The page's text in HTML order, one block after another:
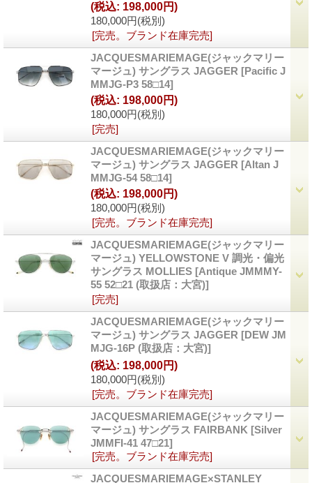
180,000円(税別)
(税込: 198,000円)
[完売。ブランド在庫完売]
JACQUESMARIEMAGE(ジャックマリー
マージュ) サングラス JAGGER [Pacific J
MMJG-P3 58□14]
180,000円(税別)
(税込: 198,000円)
[完売]
JACQUESMARIEMAGE(ジャックマリー
マージュ) サングラス JAGGER [Altan J
MMJG-54 58□14]
180,000円(税別)
(税込: 198,000円)
[完売。ブランド在庫完売]
JACQUESMARIEMAGE(ジャックマリー
マージュ) YELLOWSTONE V 調光・偏光
サングラス MOLLIES [Antique JMMMY-
55 52□21 (取扱店：大宮)]
[完売]
JACQUESMARIEMAGE(ジャックマリー
マージュ) サングラス JAGGER [DEW JM
MJG-16P (取扱店：大宮)]
180,000円(税別)
(税込: 198,000円)
[完売。ブランド在庫完売]
JACQUESMARIEMAGE(ジャックマリー
マージュ) サングラス FAIRBANK [Silver
JMMFI-41 47□21]
[完売。ブランド在庫完売]
JACQUESMARIEMAGE×STANLEY